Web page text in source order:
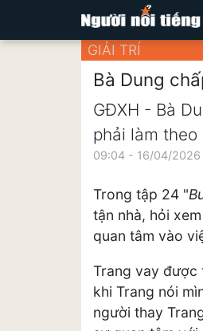
GIẢI TRÍ
Bà Dung
GĐXH - Bà
phải làm
09:04 - 16/04/2026
Trong tập 24 "
tận nhà, hỏi
quan tâm vào
Trang vay được
khi Trang nói
người thay